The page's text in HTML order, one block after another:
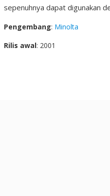
sepenuhnya dapat digunakan
Pengembang: Minolta
Rilis awal: 2001